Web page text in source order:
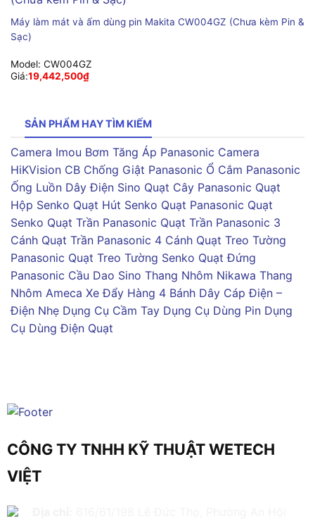
Máy làm mát và ấm dùng pin Makita CW004GZ (Chưa kèm Pin &
Sạc)
Model: CW004GZ
Giá:19,442,500₫
SẢN PHẨM HAY TÌM KIẾM
Camera Imou Bơm Tăng Áp Panasonic Camera
HiKVision CB Chống Giật Panasonic Ổ Cắm Panasonic
Ống Luồn Dây Điện Sino Quạt Cây Panasonic Quạt
Hộp Senko Quạt Hút Senko Quạt Panasonic Quạt
Senko Quạt Trần Panasonic Quạt Trần Panasonic 3
Cánh Quạt Trần Panasonic 4 Cánh Quạt Treo Tường
Panasonic Quạt Treo Tường Senko Quạt Đứng
Panasonic Cầu Dao Sino Thang Nhôm Nikawa Thang
Nhôm Ameca Xe Đẩy Hàng 4 Bánh Dây Cáp Điện –
Điện Nhẹ Dụng Cụ Cầm Tay Dụng Cụ Dùng Pin Dụng
Cụ Dùng Điện Quạt
CÔNG TY TNHH KỸ THUẬT WETECH
VIỆT